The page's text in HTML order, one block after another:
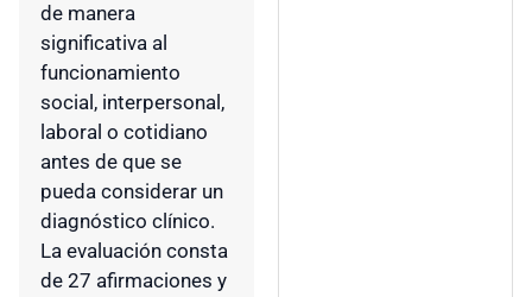
de manera
significativa al
funcionamiento
social, interpersonal,
laboral o cotidiano
antes de que se
pueda considerar un
diagnóstico clínico.
La evaluación consta
de 27 afirmaciones y